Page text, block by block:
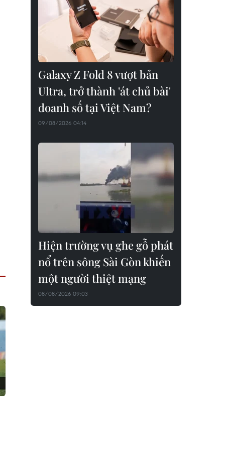
Galaxy Z Fold 8 vượt bản
Ultra, trở thành 'át chủ bài'
doanh số tại Việt Nam?
09/08/2026 04:14
Hiện trường vụ ghe gỗ phát
nổ trên sông Sài Gòn khiến
một người thiệt mạng
08/08/2026 09:03